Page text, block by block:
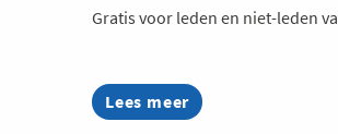
Gratis voor leden en niet-leden
Lees meer
about
Cyberveilig